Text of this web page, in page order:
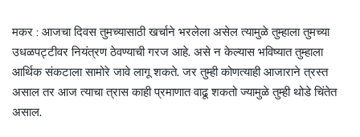
मकर : आजचा दिवस तुमच्यासाठी खर्चाने भरलेला असेल त्यामुळे तुम्हाला तुमच्या
उधळपट्टीवर नियंत्रण ठेवण्याची गरज आहे. असे न केल्यास भविष्यात तुम्हाला
आर्थिक संकटाला सामोरे जावे लागू शकते. जर तुम्ही कोणत्याही आजाराने त्रस्त
असाल तर आज त्याचा त्रास काही प्रमाणात वाढू शकतो ज्यामुळे तुम्ही थोडे चिंतेत
असाल.